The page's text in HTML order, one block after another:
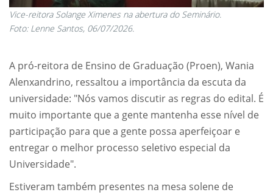
Vice-reitora Solange Ximenes na abertura do Seminário.
Foto: Lenne Santos, 06/07/2026.
A pró-reitora de Ensino de Graduação (Proen), Wania
Alenxandrino, ressaltou a importância da escuta da
universidade: "Nós vamos discutir as regras do edital. É
muito importante que a gente mantenha esse nível de
participação para que a gente possa aperfeiçoar e
entregar o melhor processo seletivo especial da
Universidade".
Estiveram também presentes na mesa solene de